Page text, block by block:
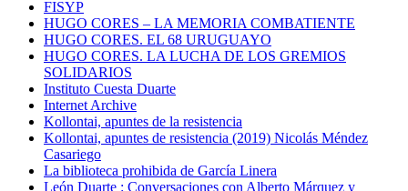
FISYP
HUGO CORES – LA MEMORIA COMBATIENTE
HUGO CORES. EL 68 URUGUAYO
HUGO CORES. LA LUCHA DE LOS GREMIOS
SOLIDARIOS
Instituto Cuesta Duarte
Internet Archive
Kollontai, apuntes de la resistencia
Kollontai, apuntes de resistencia (2019) Nicolás Méndez
Casariego
La biblioteca prohibida de García Linera
León Duarte : Conversaciones con Alberto Márquez y